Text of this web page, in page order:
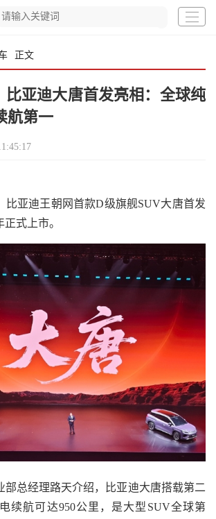
正文
比亚迪大唐首发亮相：全球纯
航第一
亚迪王朝网首款D级旗舰SUV大唐首发
式上市。
总经理路天介绍，比亚迪大唐搭载第二
续航可达950公里，是大型SUV全球第